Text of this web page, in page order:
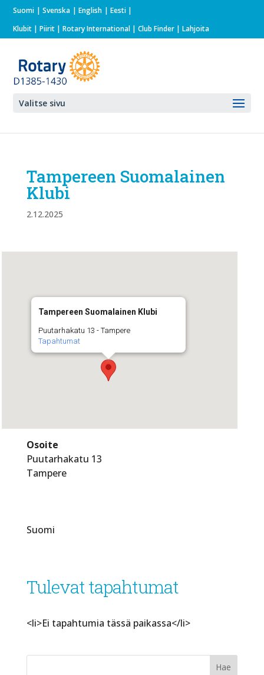
Suomi Svenska English
Eesti
Klubit |Piirit |Rotary International | Club Finder | Lahjoita
Valitse sivu
Tampereen Suomalainen
Klubi
2.12.2025
Tampereen Suomalainen Klubi
Puutarhakatu 13 - Tampere
Tapahtumat
Osoite
Puutarhakatu 13
Tampere
Suomi
Tulevat tapahtumat
<li>Ei tapahtumia tässä paikassa</li>